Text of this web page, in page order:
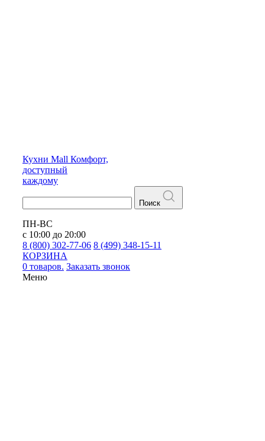
Кухни Mall Комфорт,
доступный
каждому
Поиск
ПН-ВС
с 10:00 до 20:00
8 (800) 302-77-06 8 (499) 348-15-11
КОРЗИНА
0 товаров. Заказать звонок
Меню